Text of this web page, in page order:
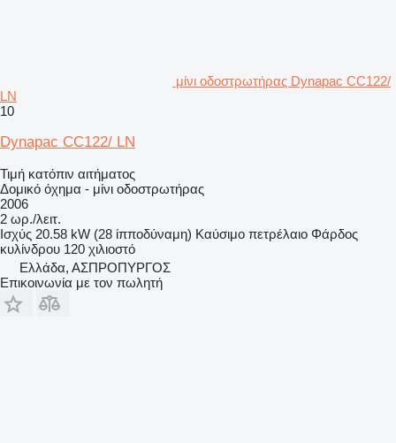
μίνι οδοστρωτήρας Dynapac CC122/
LN
10
Dynapac CC122/ LN
Τιμή κατόπιν αιτήματος
Δομικό όχημα - μίνι οδοστρωτήρας
2006
2 ωρ./λειτ.
Ισχύς 20.58 kW (28 ίπποδύναμη) Καύσιμο πετρέλαιο Φάρδος
κυλίνδρου 120 χιλιοστό
Ελλάδα, ΑΣΠΡΟΠΥΡΓΟΣ
Επικοινωνία με τον πωλητή